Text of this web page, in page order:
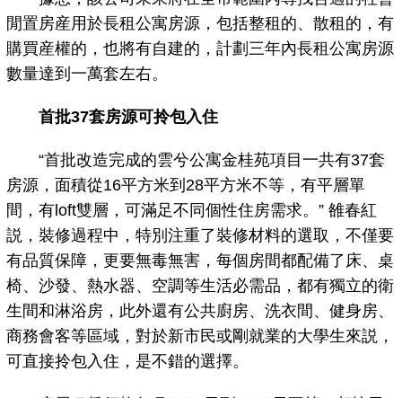
閒置房産用於長租公寓房源，包括整租的、散租的，有
購買産權的，也將有自建的，計劃三年內長租公寓房源
數量達到一萬套左右。
首批37套房源可拎包入住
“首批改造完成的雲兮公寓金桂苑項目一共有37套
房源，面積從16平方米到28平方米不等，有平層單
間，有loft雙層，可滿足不同個性住房需求。” 雒春紅
説，裝修過程中，特別注重了裝修材料的選取，不僅要
有品質保障，更要無毒無害，每個房間都配備了床、桌
椅、沙發、熱水器、空調等生活必需品，都有獨立的衛
生間和淋浴房，此外還有公共廚房、洗衣間、健身房、
商務會客等區域，對於新市民或剛就業的大學生來説，
可直接拎包入住，是不錯的選擇。